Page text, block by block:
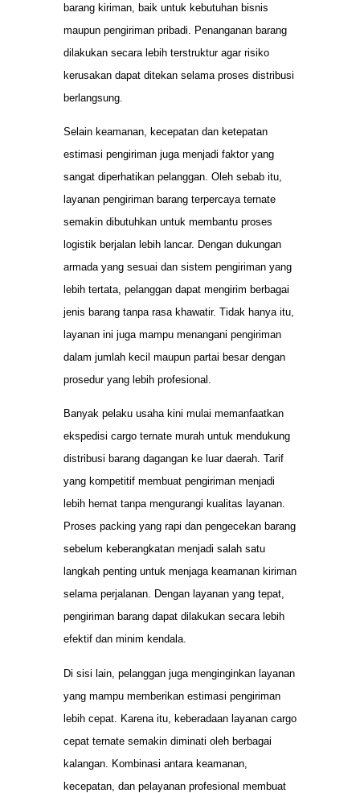
barang kiriman, baik untuk kebutuhan bisnis
maupun pengiriman pribadi. Penanganan barang
dilakukan secara lebih terstruktur agar risiko
kerusakan dapat ditekan selama proses distribusi
berlangsung.
Selain keamanan, kecepatan dan ketepatan
estimasi pengiriman juga menjadi faktor yang
sangat diperhatikan pelanggan. Oleh sebab itu,
layanan pengiriman barang terpercaya ternate
semakin dibutuhkan untuk membantu proses
logistik berjalan lebih lancar. Dengan dukungan
armada yang sesuai dan sistem pengiriman yang
lebih tertata, pelanggan dapat mengirim berbagai
jenis barang tanpa rasa khawatir. Tidak hanya itu,
layanan ini juga mampu menangani pengiriman
dalam jumlah kecil maupun partai besar dengan
prosedur yang lebih profesional.
Banyak pelaku usaha kini mulai memanfaatkan
ekspedisi cargo ternate murah untuk mendukung
distribusi barang dagangan ke luar daerah. Tarif
yang kompetitif membuat pengiriman menjadi
lebih hemat tanpa mengurangi kualitas layanan.
Proses packing yang rapi dan pengecekan barang
sebelum keberangkatan menjadi salah satu
langkah penting untuk menjaga keamanan kiriman
selama perjalanan. Dengan layanan yang tepat,
pengiriman barang dapat dilakukan secara lebih
efektif dan minim kendala.
Di sisi lain, pelanggan juga menginginkan layanan
yang mampu memberikan estimasi pengiriman
lebih cepat. Karena itu, keberadaan layanan cargo
cepat ternate semakin diminati oleh berbagai
kalangan. Kombinasi antara keamanan,
kecepatan, dan pelayanan profesional membuat